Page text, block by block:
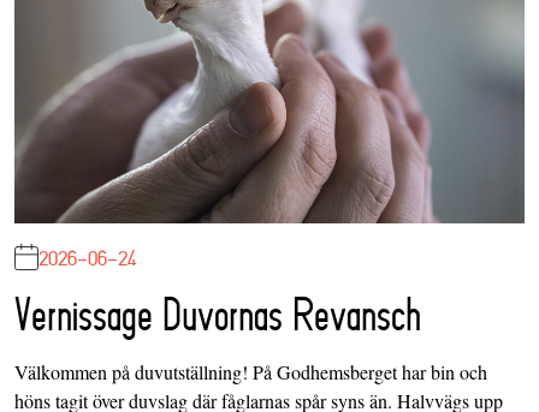
2026-06-24
Vernissage Duvornas Revansch
Välkommen på duvutställning! På Godhemsberget har bin och
höns tagit över duvslag där fåglarnas spår syns än. Halvvägs upp